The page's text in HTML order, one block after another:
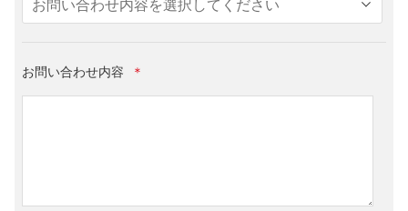
お問い合わせ内容 ＊